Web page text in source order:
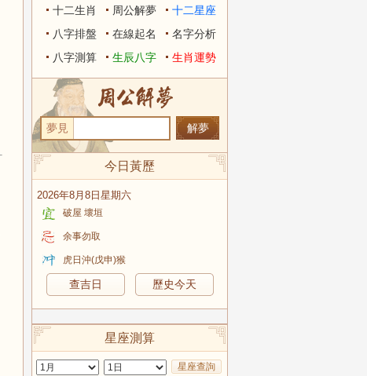
十二生肖
周公解夢
十二星座
八字排盤
在線起名
名字分析
八字測算
生辰八字 生肖運勢
夢見
今日黃歷
2026年8月8日星期六
破屋 壞垣
余事勿取
虎日沖(戊申)猴
查吉日 歷史今天
星座測算
星座查詢